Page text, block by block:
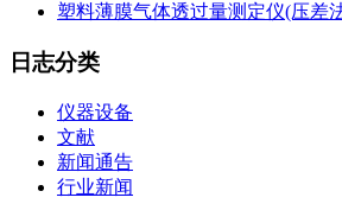
塑料薄膜气体透过量测定仪(压
日志分类
仪器设备
文献
新闻通告
行业新闻